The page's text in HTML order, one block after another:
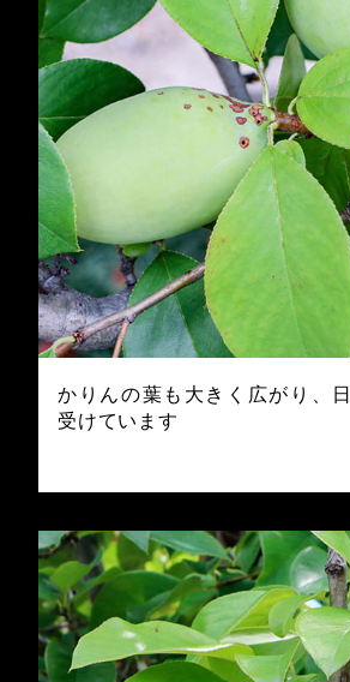
かりんの葉も大きく広がり、
受けています